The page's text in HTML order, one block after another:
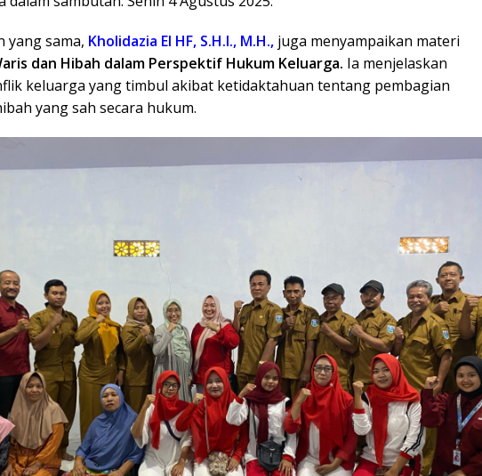
yang sama, Kholidazia El HF, S.H.I., M.H., juga menyampaikan materi
dan Hibah dalam Perspektif Hukum Keluarga. Ia menjelaskan
keluarga yang timbul akibat ketidaktahuan tentang pembagian
yang sah secara hukum.